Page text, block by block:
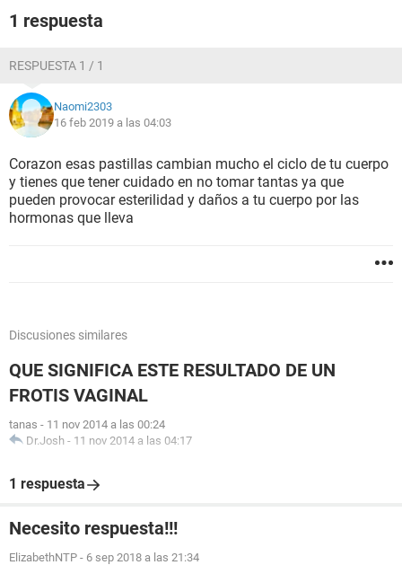
1 respuesta
RESPUESTA 1 / 1
Naomi2303
16 feb 2019 a las 04:03
Corazon esas pastillas cambian mucho el ciclo de tu cuerpo
y tienes que tener cuidado en no tomar tantas ya que
pueden provocar esterilidad y daños a tu cuerpo por las
hormonas que lleva
Discusiones similares
QUE SIGNIFICA ESTE RESULTADO DE UN
FROTIS VAGINAL
tanas - 11 nov 2014 a las 00:24
Dr.Josh - 11 nov 2014 a las 04:17
1 respuesta
Necesito respuesta!!!
ElizabethNTP - 6 sep 2018 a las 21:34